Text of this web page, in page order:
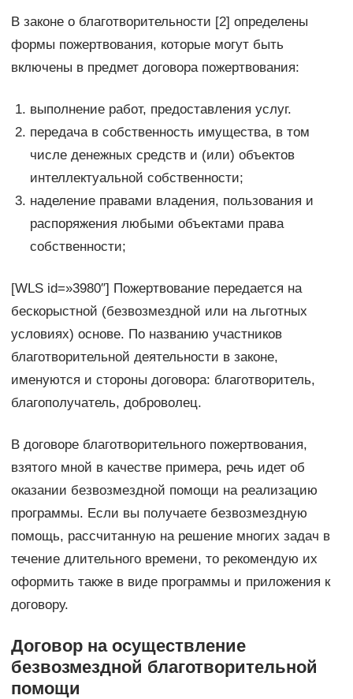
В законе о благотворительности [2] определены
формы пожертвования, которые могут быть
включены в предмет договора пожертвования:
выполнение работ, предоставления услуг.
передача в собственность имущества, в том
числе денежных средств и (или) объектов
интеллектуальной собственности;
наделение правами владения, пользования и
распоряжения любыми объектами права
собственности;
[WLS id=»3980″] Пожертвование передается на
бескорыстной (безвозмездной или на льготных
условиях) основе. По названию участников
благотворительной деятельности в законе,
именуются и стороны договора: благотворитель,
благополучатель, доброволец.
В договоре благотворительного пожертвования,
взятого мной в качестве примера, речь идет об
оказании безвозмездной помощи на реализацию
программы. Если вы получаете безвозмездную
помощь, рассчитанную на решение многих задач в
течение длительного времени, то рекомендую их
оформить также в виде программы и приложения к
договору.
Договор на осуществление
безвозмездной благотворительной
помощи